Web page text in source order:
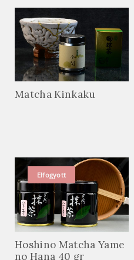
Matcha Kinkaku
Elfogyott
Hoshino Matcha Yame
no Hana 40 gr